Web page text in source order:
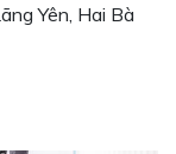
Yên, Hai Bà